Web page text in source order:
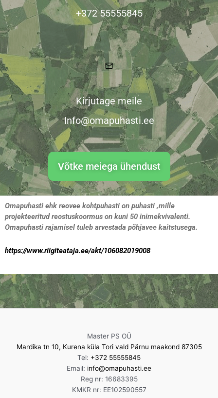
+372 55555845
Kirjutage meile
Info@omapuhasti.ee
Võtke meiega ühendust
Omapuhasti ehk reovee kohtpuhasti on puhasti ,mille
projekteeritud reostuskoormus on kuni 50 inimekvivalenti.
Omapuhasti rajamisel tuleb arvestada põhjavee kaitstusega.
https://www.riigiteataja.ee/akt/106082019008
Master PS OÜ
Mardika tn 10, Kurena küla Tori vald Pärnu maakond 87305
Tel: +372 55555845
Email: info@omapuhasti.ee
Reg nr: 16683395
KMKR nr: EE102590557